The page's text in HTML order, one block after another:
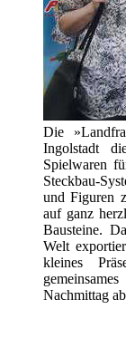
Die
Ingolstadt
Spielwaren
Steckbau-
und Figuren
auf ganz
Bausteine.
Welt
kleines
Nachmittag